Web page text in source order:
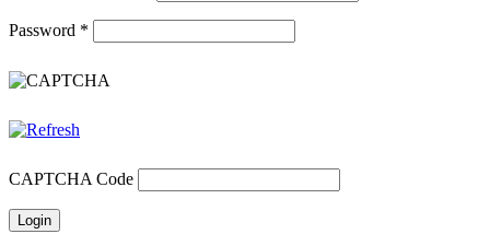
Password *
CAPTCHA Code